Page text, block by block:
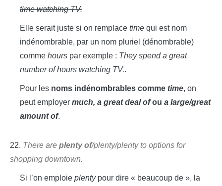
time watching TV.
Elle serait juste si on remplace time qui est nom
indénombrable, par un nom pluriel (dénombrable)
comme hours par exemple : They spend a great
number of hours watching TV..
Pour les noms indénombrables comme time, on
peut employer much, a great deal ofou a large/great
amount of.
22. There are plenty of/plenty/plenty to options for
shopping downtown.
Si l’on emploie plenty pour dire « beaucoup de », la